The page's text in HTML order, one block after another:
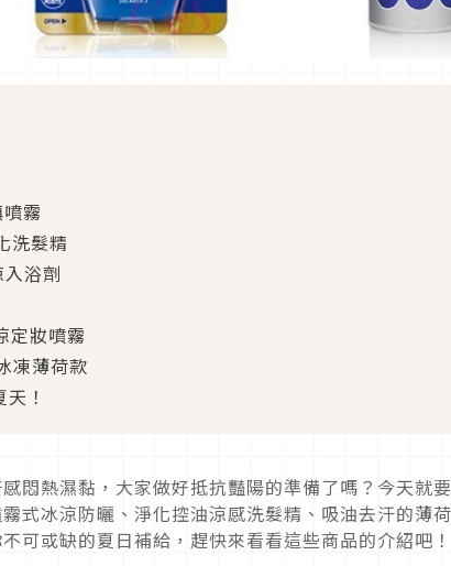
霧
洗髮精
浴劑
定妝噴霧
凍薄荷款
！
悶熱濕黏，大家做好抵抗豔陽的準備了嗎？今天就
式冰涼防曬、淨化控油涼感洗髮精、吸油去汗的薄
可或缺的夏日補給，趕快來看看這些商品的介紹吧！